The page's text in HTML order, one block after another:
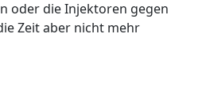
oder die Injektoren gegen
Zeit aber nicht mehr